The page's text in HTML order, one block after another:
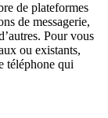
de plateformes
de messagerie,
Pour vous
ou existants,
téléphone qui